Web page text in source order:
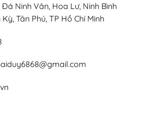
Ninh Vân, Hoa Lư, Ninh Bình
Kỳ, Tân Phú, TP Hồ Chí Minh